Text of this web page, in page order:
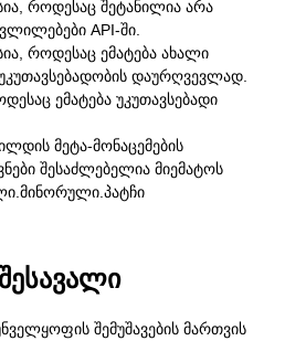
როდესაც შეტანილია არა
API-ში.
როდესაც ემატება ახალი
დაურღვევლად.
ემატება უკუთავსებადი
მეტა-მონაცემების
შესაძლებელია მიემატოს
შემუშავების მართვის